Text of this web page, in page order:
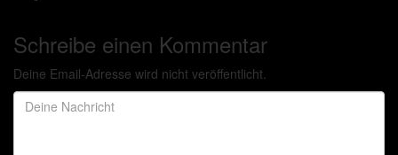
Schreibe einen Kommentar
Deine Email-Adresse wird nicht veröffentlicht.